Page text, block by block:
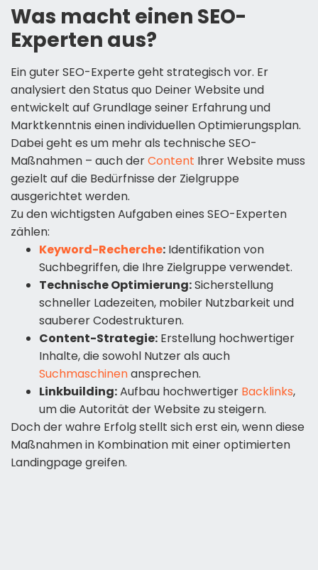
Was macht einen SEO-
Experten aus?
Ein guter SEO-Experte geht strategisch vor. Er
analysiert den Status quo Deiner Website und
entwickelt auf Grundlage seiner Erfahrung und
Marktkenntnis einen individuellen Optimierungsplan.
Dabei geht es um mehr als technische SEO-
Maßnahmen – auch derContent Ihrer Website muss
gezielt auf die Bedürfnisse der Zielgruppe
ausgerichtet werden.
Zu den wichtigsten Aufgaben eines SEO-Experten
zählen:
Keyword-Recherche: Identifikation von
Suchbegriffen, die Ihre Zielgruppe verwendet.
Technische Optimierung:Sicherstellung
schneller Ladezeiten, mobiler Nutzbarkeit und
sauberer Codestrukturen.
Content-Strategie: Erstellung hochwertiger
Inhalte, die sowohl Nutzer als auch
Suchmaschinenansprechen.
Linkbuilding:Aufbau hochwertiger Backlinks,
um die Autorität der Website zu steigern.
Doch der wahre Erfolg stellt sich erst ein, wenn diese
Maßnahmen in Kombination mit einer optimierten
Landingpage greifen.